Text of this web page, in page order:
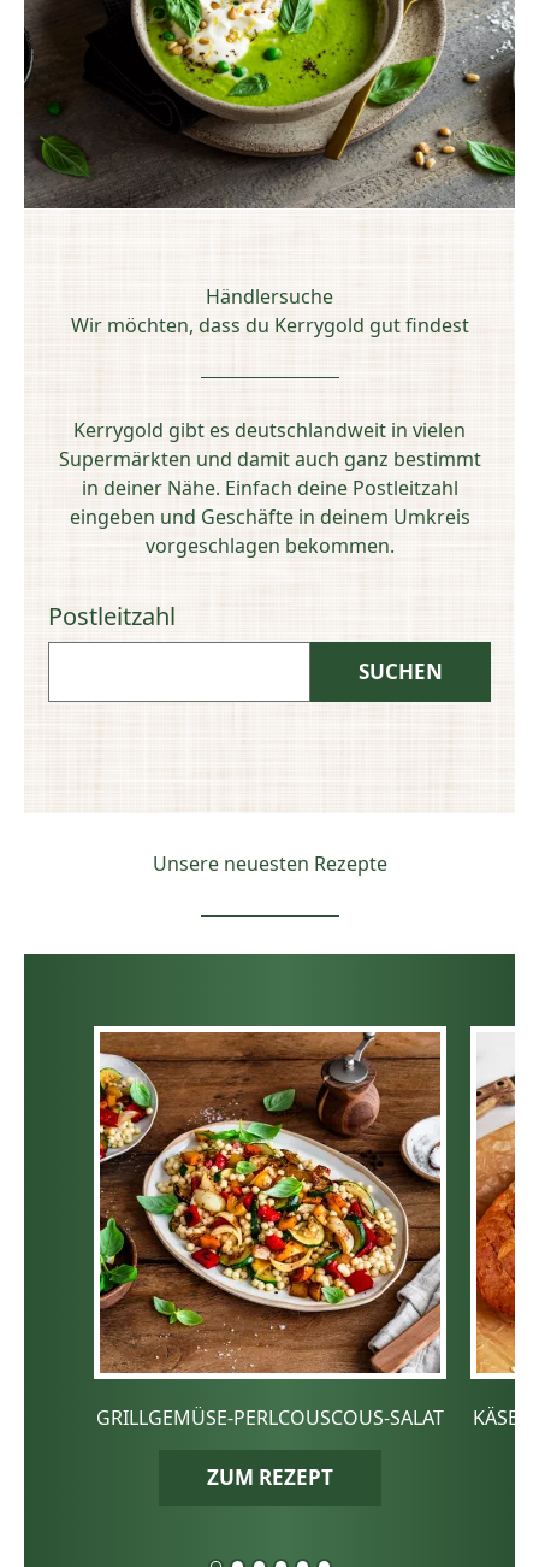
Händlersuche
Wir möchten, dass du Kerrygold gut findest
Kerrygold gibt es deutschlandweit in vielen
Supermärkten und damit auch ganz bestimmt
in deiner Nähe. Einfach deine Postleitzahl
eingeben und Geschäfte in deinem Umkreis
vorgeschlagen bekommen.
Postleitzahl
Unsere neuesten Rezepte
GRILLGEMÜSE-PERLCOUSCOUS-SALAT
ZUM REZEPT
KÄSE-